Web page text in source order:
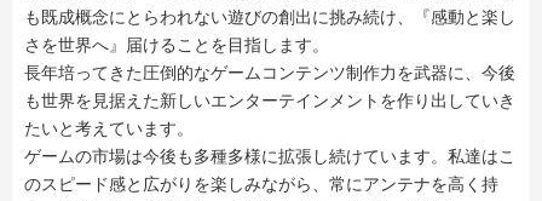
も既成概念にとらわれない遊びの創出に挑み続け、『感動と楽し
さを世界へ』届けることを目指します。
長年培ってきた圧倒的なゲームコンテンツ制作力を武器に、今後
も世界を見据えた新しいエンターテインメントを作り出していき
たいと考えています。
ゲームの市場は今後も多種多様に拡張し続けています。私達はこ
のスピード感と広がりを楽しみながら、常にアンテナを高く持